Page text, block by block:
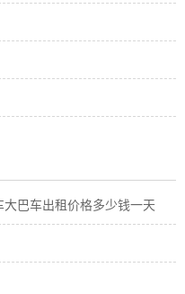
巴车出租价格多少钱一天